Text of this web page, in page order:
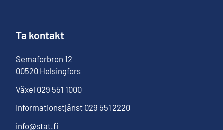
Ta kontakt
Semaforbron 12
00520 Helsingfors
Växel 029 551 1000
Informationstjänst 029 551 2220
info@stat.fi